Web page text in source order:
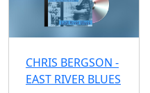
CHRIS BERGSON -
EAST RIVER BLUES